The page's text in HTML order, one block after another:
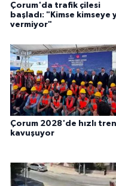
Çorum'da trafik çilesi
başladı: "Kimse kimseye
vermiyor"
Çorum 2028'de hızlı
kavuşuyor